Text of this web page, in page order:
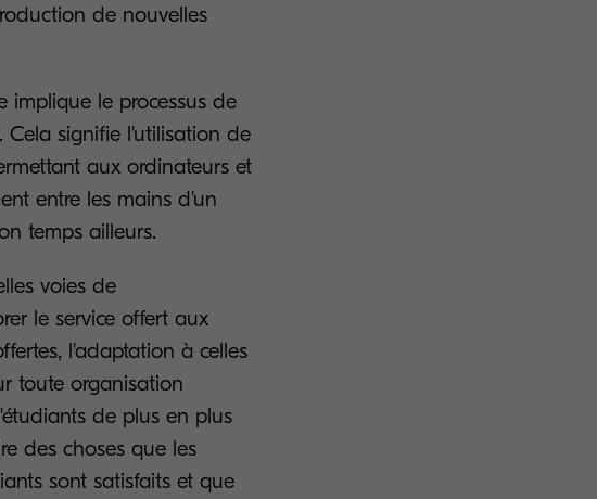
de nouvelles
le processus de
signifie l'utilisation de
aux ordinateurs et
entre les mains d'un
temps ailleurs.
voies de
le service offert aux
l'adaptation à celles
toute organisation
de plus en plus
des choses que les
sont satisfaits et que